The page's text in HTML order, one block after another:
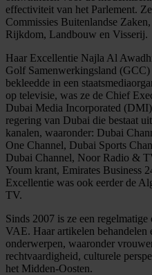
effectiviteit van het Parlement.
Commissies Buitenlandse
Rijkdom, Landbouw en Visserij.
Haar Excellentie Najla Al
Golf Samenwerkingsland
bekleedde in een
op televisie, was ze de Chief
Dubai Media Incorporated
regering van Dubai die bestaat
kanalen, waaronder: Dubai
One Channel, Dubai Sports
Dubai Channel, Noor Radio &
Youm krant, Emirates Business
Excellentie was ook eerder de
TV.
Sinds 2007 is ze een
VAE. Haar artikelen behandelen
onderwerpen, waaronder
rechtvaardigheid, culturele
het Midden-Oosten.